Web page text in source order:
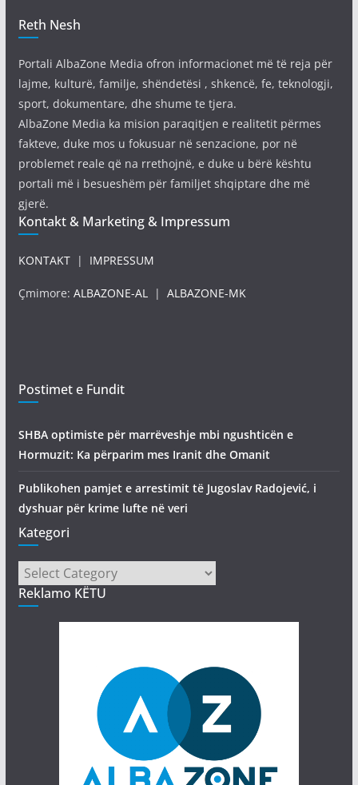
Reth Nesh
Portali AlbaZone Media ofron informacionet më të reja për
lajme, kulturë, familje, shëndetësi , shkencë, fe, teknologji,
sport, dokumentare, dhe shume te tjera.
AlbaZone Media ka mision paraqitjen e realitetit përmes
fakteve, duke mos u fokusuar në senzacione, por në
problemet reale që na rrethojnë, e duke u bërë kështu
portali më i besueshëm për familjet shqiptare dhe më
gjerë.
Kontakt & Marketing & Impressum
KONTAKT| IMPRESSUM
Çmimore: ALBAZONE-AL| ALBAZONE-MK
Postimet e Fundit
SHBA optimiste për marrëveshje mbi ngushticën e
Hormuzit: Ka përparim mes Iranit dhe Omanit
Publikohen pamjet e arrestimit të Jugoslav Radojević, i
dyshuar për krime lufte në veri
Kategori
Kategori
Reklamo KËTU